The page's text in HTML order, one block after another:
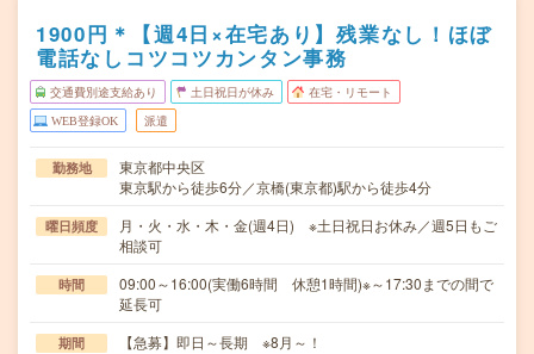
1900円＊【週4日×在宅あり】残業なし！ほぼ
電話なしコツコツカンタン事務
交通費別途支給あり 土日祝日が休み 在宅・リモート
WEB登録OK 派遣
勤務地
東京都中央区
東京駅から徒歩6分／京橋(東京都)駅から徒歩4分
曜日頻度
月・火・水・木・金(週4日) ※土日祝日お休み／週5日もご
相談可
時間
09:00～16:00(実働6時間 休憩1時間)※～17:30までの間で
延長可
期間 【急募】即日～長期 ※8月～！